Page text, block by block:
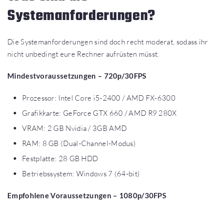
Systemanforderungen?
Die Systemanforderungen sind doch recht moderat, sodass ihr
nicht unbedingt eure Rechner aufrüsten müsst.
Mindestvoraussetzungen – 720p/30FPS
Prozessor: Intel Core i5-2400 / AMD FX-6300
Grafikkarte: GeForce GTX 660 / AMD R9 280X
VRAM: 2 GB Nvidia / 3GB AMD
RAM: 8 GB (Dual-Channel-Modus)
Festplatte: 28 GB HDD
Betriebssystem: Windows 7 (64-bit)
Empfohlene Voraussetzungen – 1080p/30FPS